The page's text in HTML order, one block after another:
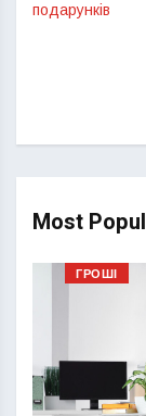
подарунків
Most
ГРОШІ